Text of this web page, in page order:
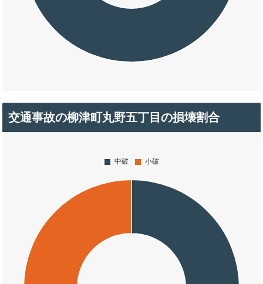
交通事故の柳津町丸野五丁目の損壊割合